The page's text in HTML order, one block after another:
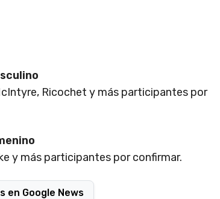
Ricochet y más participantes por
y más participantes por confirmar.
en Google News